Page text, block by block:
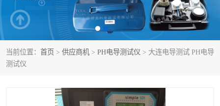
当前位置： 首页 > 供应商机 > PH电导测试仪 > 大连电导测试 PH电导
测试仪
PH电导测试笔 水质分析仪
水质检测仪 电导测试笔
PH电导测试仪